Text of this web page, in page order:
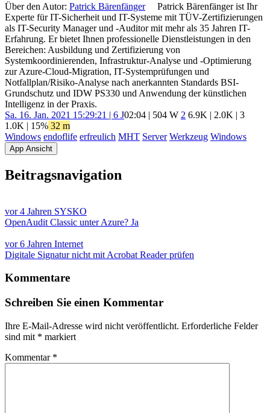
Über den Autor: Patrick Bärenfänger
Patrick Bärenfänger ist Ihr
Experte für IT-Sicherheit und IT-Systeme mit TÜV-Zertifizierungen
als IT-Security Manager und -Auditor mit mehr als 35 Jahren IT-
Erfahrung. Er bietet Ihnen professionelle Dienstleistungen in den
Bereichen: Ausbildung und Zertifizierung von
Systemkoordinierenden, Infrastruktur-Analyse und -Optimierung
zur Azure-Cloud-Migration, IT-Systemprüfungen und
Notfallplan/Risiko-Analyse nach anerkannten Standards BSI-
Grundschutz und IDW PS330 und Anwendung der künstlichen
Intelligenz in der Praxis.
Sa. 16. Jan. 2021 15:29:21 | 6 J02:04 | 504 W 2 6.9K | 2.0K | 3
1.0K | 15% 32 m
Windows endoflife erfreulich MHT Server Werkzeug Windows
App Ansicht
Beitragsnavigation
vor 4 Jahren SYSKO
OpenAudit Classic unter Azure? Ja
vor 6 Jahren Internet
Digitale Signatur nicht mit Acrobat Reader prüfen
Kommentare
Schreiben Sie einen Kommentar
Ihre E-Mail-Adresse wird nicht veröffentlicht. Erforderliche Felder
sind mit * markiert
Kommentar *